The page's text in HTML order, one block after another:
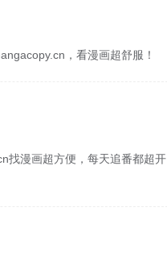
，看漫画超舒服！
找漫画超方便，每天追番都超开